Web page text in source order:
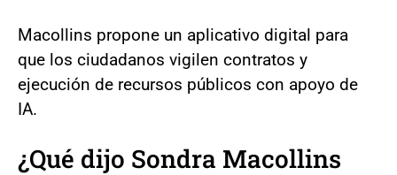
Macollins propone un aplicativo digital para
que los ciudadanos vigilen contratos y
ejecución de recursos públicos con apoyo de
IA.
¿Qué dijo Sondra Macollins